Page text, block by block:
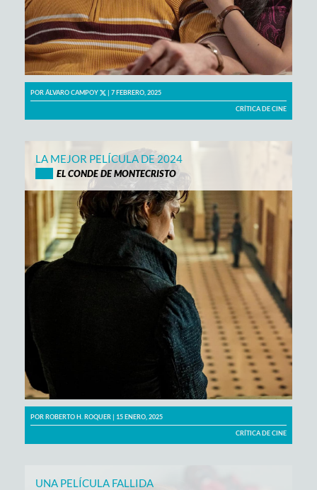
PORÁLVARO CAMPOY | 7 FEBRERO, 2025
CRÍTICA DE CINE
LA MEJOR PELÍCULA DE 2024
EL CONDE DE MONTECRISTO
PORROBERTO H. ROQUER | 15 ENERO, 2025
CRÍTICA DE CINE
UNA PELÍCULA FALLIDA